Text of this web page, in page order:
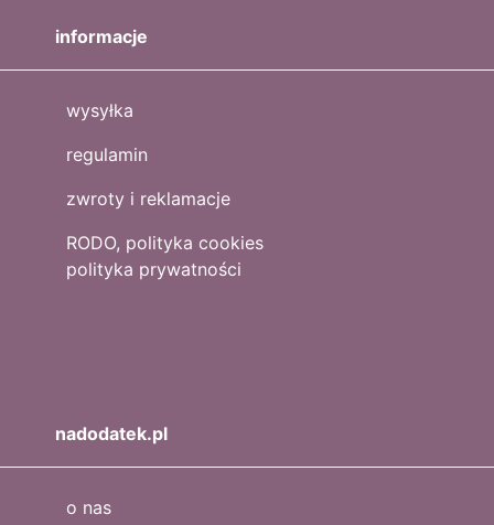
informacje
wysyłka
regulamin
zwroty i reklamacje
RODO, polityka cookies
polityka prywatności
nadodatek.pl
o nas